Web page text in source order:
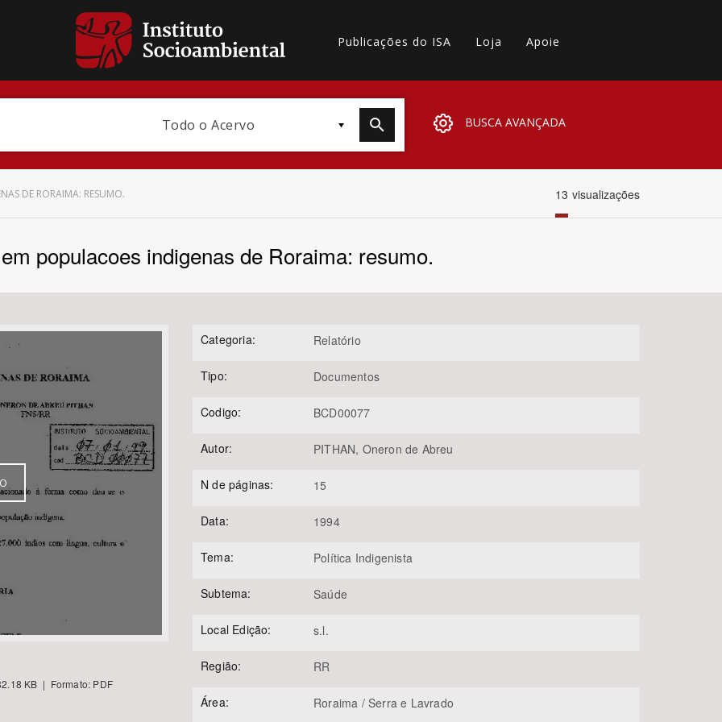
Publicações do ISA Loja Apoie
Todo o Acervo BUSCA AVANÇADA
DE RORAIMA: RESUMO. 13 visualizações
populacoes indigenas de Roraima: resumo.
KB | Formato: PDF
Categoria: Relatório
Tipo: Documentos
Codigo: BCD00077
Autor: PITHAN, Oneron de Abreu
N de páginas: 15
Data: 1994
Tema: Política Indigenista
Subtema: Saúde
Local Edição: s.l.
Região: RR
Área:
Roraima / Serra e Lavrado